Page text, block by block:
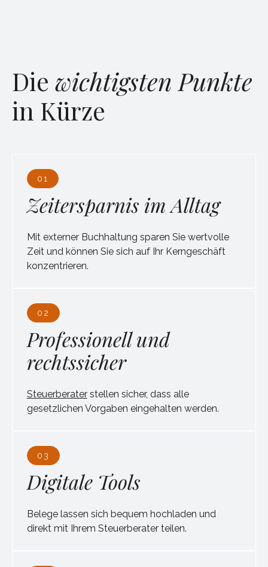
Die wichtigsten Punkte
in Kürze
01
Zeitersparnis im Alltag
Mit externer Buchhaltung sparen Sie wertvolle
Zeit und können Sie sich auf Ihr Kerngeschäft
konzentrieren.
02
Professionell und
rechtssicher
Steuerberaterstellen sicher, dass alle
gesetzlichen Vorgaben eingehalten werden.
03
Digitale Tools
Belege lassen sich bequem hochladen und
direkt mit Ihrem Steuerberater teilen.